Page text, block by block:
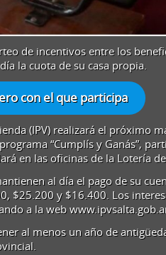
de incentivos entre los
la cuota de su casa propia.
con el que participa
(IPV) realizará el próximo
“Cumplís y Ganás”,
en las oficinas de la Lotería
al día el pago de su
$25.200 y $16.400. Los
a la web
al menos un año de